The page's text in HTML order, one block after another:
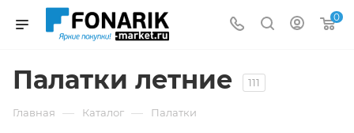
0
Палатки летние 111
Главная — Каталог — Палатки